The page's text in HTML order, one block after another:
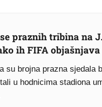
se praznih tribina na
ih FIFA objašnjava
su brojna prazna sjedala
u hodnicima stadiona